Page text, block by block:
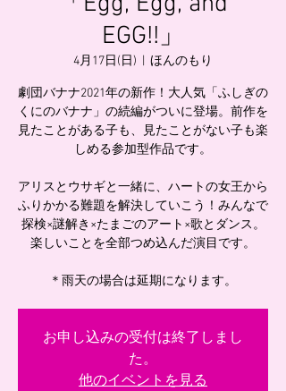
EGG!!」
4月17日(日) ほんのもり
劇団バナナ2021年の新作！大人気「ふしぎの
くにのバナナ」の続編がついに登場。前作を
見たことがある子も、見たことがない子も楽
しめる参加型作品です。
アリスとウサギと一緒に、ハートの女王から
ふりかかる難題を解決していこう！みんなで
探検×謎解き×たまごのアート×歌とダンス。
楽しいことを全部つめ込んだ演目です。
お申し込みの受付は終了しまし
た。
他のイベントを見る